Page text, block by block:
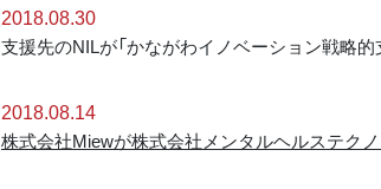
2018.08.30
支援先のNILが「かながわイノベーション戦略的
2018.08.14
株式会社Miewが株式会社メンタルヘルステク